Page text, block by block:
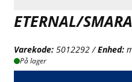
ETERNAL/
Varekode: 5012292 /Enhed:
På lager